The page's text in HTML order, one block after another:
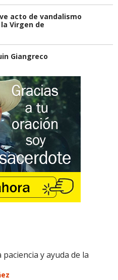
acto de vandalismo
Virgen de
Giangreco
y ayuda de la